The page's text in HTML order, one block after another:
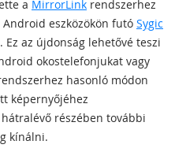
a MirrorLink rendszerhez
eszközökön futó Sygic
Ez az újdonság lehetővé teszi
okostelefonjukat vagy
hasonló módon
képernyőjéhez
részében további
kínálni.